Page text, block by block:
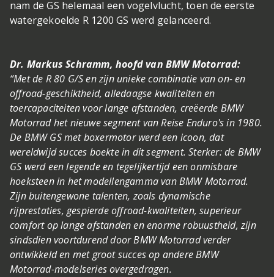
nam de GS helemaal een vogelvlucht, toen de eerste
watergekoelde R 1200 GS werd gelanceerd.
Dr. Markus Schramm, hoofd van BMW Motorrad:
“Met de R 80 G/S en zijn unieke combinatie van on- en
offroad-geschiktheid, alledaagse kwaliteiten en
toercapaciteiten voor lange afstanden, creëerde BMW
Motorrad het nieuwe segment van Reise Enduro's in 1980.
De BMW GS met boxermotor werd een icoon, dat
wereldwijd succes boekte in dit segment. Sterker: de BMW
GS werd een legende en tegelijkertijd een onmisbare
hoeksteen in het modellengamma van BMW Motorrad.
Zijn buitengewone talenten, zoals dynamische
rijprestaties, gespierde offroad-kwaliteiten, superieur
comfort op lange afstanden en enorme robuustheid, zijn
sindsdien voortdurend door BMW Motorrad verder
ontwikkeld en met groot succes op andere BMW
Motorrad-modelseries overgedragen.